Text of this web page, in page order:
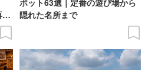
隠れた名所まで